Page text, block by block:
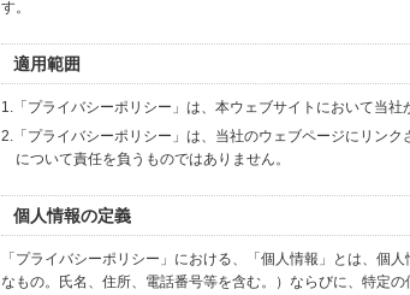
す。
適用範囲
1.「プライバシーポリシー」は、本ウェブサイトにおいて当
2.「プライバシーポリシー」は、当社のウェブページにリン
について責任を負うものではありません。
個人情報の定義
「プライバシーポリシー」における、「個人情報」とは、個
なもの。氏名、住所、電話番号等を含む。）ならびに、特定